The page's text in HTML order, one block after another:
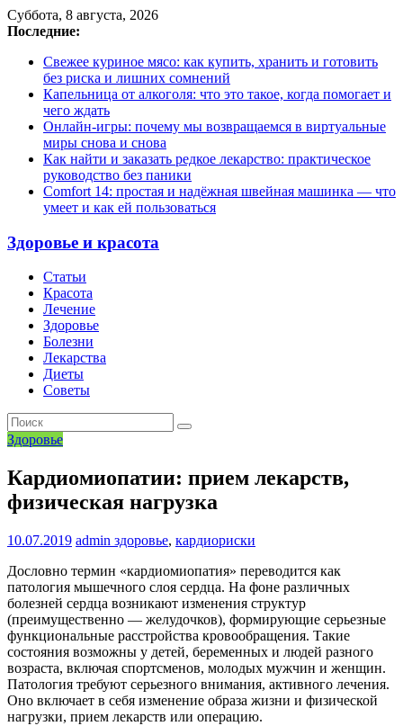
Суббота, 8 августа, 2026
Последние:
Свежее куриное мясо: как купить, хранить и готовить
без риска и лишних сомнений
Капельница от алкоголя: что это такое, когда помогает и
чего ждать
Онлайн-игры: почему мы возвращаемся в виртуальные
миры снова и снова
Как найти и заказать редкое лекарство: практическое
руководство без паники
Comfort 14: простая и надёжная швейная машинка — что
умеет и как ей пользоваться
Здоровье и красота
Статьи
Красота
Лечение
Здоровье
Болезни
Лекарства
Диеты
Советы
Здоровье
Кардиомиопатии: прием лекарств,
физическая нагрузка
10.07.2019 admin здоровье, кардиориски
Дословно термин «кардиомиопатия» переводится как
патология мышечного слоя сердца. На фоне различных
болезней сердца возникают изменения структур
(преимущественно — желудочков), формирующие серьезные
функциональные расстройства кровообращения. Такие
состояния возможны у детей, беременных и людей разного
возраста, включая спортсменов, молодых мужчин и женщин.
Патология требуют серьезного внимания, активного лечения.
Оно включает в себя изменение образа жизни и физической
нагрузки, прием лекарств или операцию.